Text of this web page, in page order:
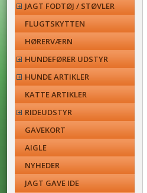
JAGT FODTØJ / STØVLER
FLUGTSKYTTEN
HØRERVÆRN
HUNDEFØRER UDSTYR
HUNDE ARTIKLER
KATTE ARTIKLER
RIDEUDSTYR
GAVEKORT
AIGLE
NYHEDER
JAGT GAVE IDE